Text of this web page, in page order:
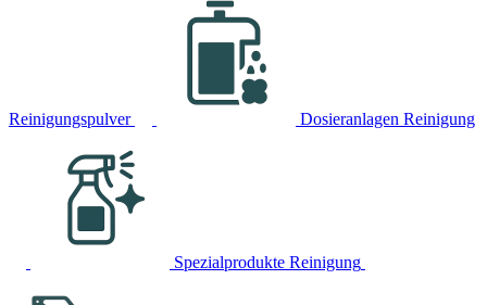
Reinigungspulver Dosieranlagen Reinigung
Spezialprodukte Reinigung